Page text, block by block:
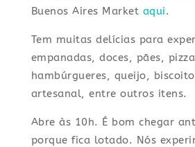
Buenos Aires Market aqui.
Tem muitas delícias para
empanadas, doces, pães,
hambúrgueres, queijo,
artesanal, entre outros itens.
Abre às 10h. É bom chegar
porque fica lotado. Nós